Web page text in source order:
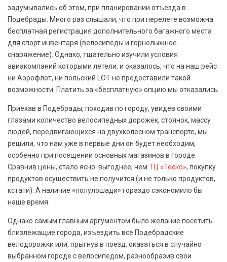
задумывались об этом, при планировании отъезда в
Подебрады. Много раз слышали, что при перелете возможна
бесплатная регистрация дополнительного багажного места
для спорт инвентаря (велосипеды и горнолыжное
снаряжение). Однако, тщательно изучили условия
авиакомпаний которыми летели, и оказалось, что на наш рейс
ни Аэрофлот, ни польский LOT не предоставили такой
возможности. Платить за «бесплатную» опцию мы отказались.
Приехав в Подебрады, походив по городу, увидев своими
глазами количество велосипедных дорожек, стоянок, массу
людей, передвигающихся на двухколесном транспорте, мы
решили, что нам уже в первые дни он будет необходим,
особенно при посещении основных магазинов в городе.
Сравнив цены, стало ясно: выгоднее, чем ТЦ «Теско», покупку
продуктов осуществить не получится (и не только продуктов,
кстати). А наличие «полулошади» гораздо сэкономило бы
наше время.
Однако самым главным аргументом было желание посетить
близлежащие города, изъездить все Подебрадские
велодорожки или, прыгнув в поезд, оказаться в случайно
выбранном городе с велосипедом, разнообразив свои